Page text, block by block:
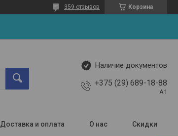
Корзина
359 отзывов
Наличие документов
+375 (29) 689-18-88
A1
Доставка и оплата О нас Скидки